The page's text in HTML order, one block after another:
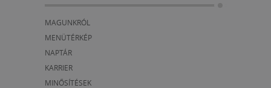
MAGUNKRÓL
MENÜTÉRKÉP
NAPTÁR
KARRIER
MINŐSÍTÉSEK